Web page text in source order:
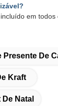
em todos
Presente De
Kraft
Natal